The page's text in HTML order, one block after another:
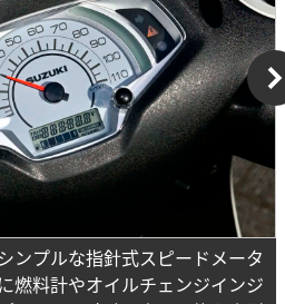
シンプルな指針式スピードメータ
燃料計やオイルチェンジインジ